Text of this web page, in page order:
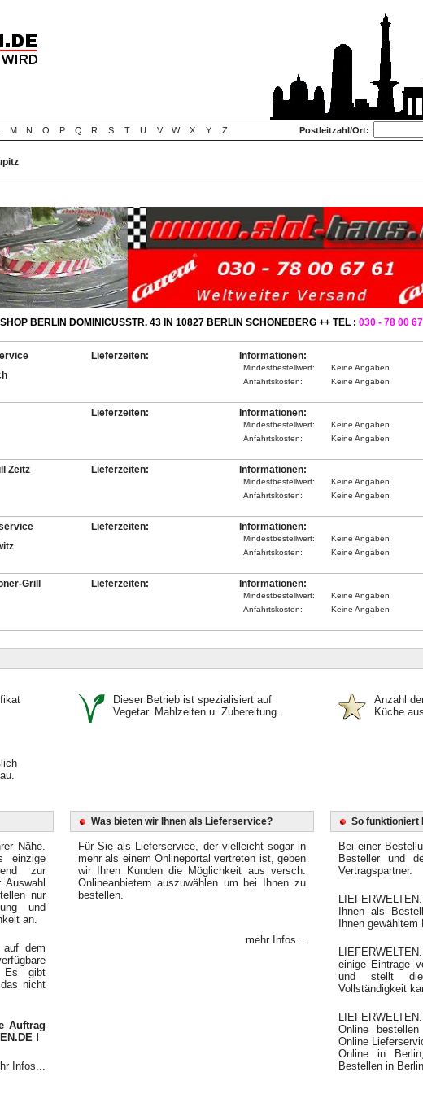
M N O P Q R S T U V W X Y Z Postleitzahl/Ort:
BERLIN DOMINICUSSTR. 43 IN 10827 BERLIN SCHÖNEBERG ++ TEL : 030 - 78 00
Lieferzeiten: Informationen:
Mindestbestellwert:
Keine Angaben
Anfahrtskosten:
Keine Angaben
Lieferzeiten: Informationen:
Mindestbestellwert:
Keine Angaben
Anfahrtskosten:
Keine Angaben
Zeitz
Lieferzeiten: Informationen:
Mindestbestellwert:
Keine Angaben
Anfahrtskosten:
Keine Angaben
Lieferzeiten: Informationen:
Mindestbestellwert:
Keine Angaben
Anfahrtskosten:
Keine Angaben
Grill
Lieferzeiten: Informationen:
Mindestbestellwert:
Keine Angaben
Anfahrtskosten:
Keine Angaben
Dieser Betrieb ist spezialisiert auf
Vegetar. Mahlzeiten u. Zubereitung.
Anzahl
Küche
Nähe.
einzige
zur
nur
und
an.
auf dem
Es gibt
nicht
Auftrag
!
Infos...
Was bieten wir Ihnen als Lieferservice?
Für Sie als Lieferservice, der vielleicht sogar in
mehr als einem Onlineportal vertreten ist, geben
wir Ihren Kunden die Möglichkeit aus versch.
Onlineanbietern auszuwählen um bei Ihnen zu
bestellen.
mehr Infos...
So funktioniert
Bei einer
Besteller und
Vertragspartner.
Ihnen als
Ihnen
einige Einträge
und stellt
Vollständigkeit
Online
Online
Online in
Bestellen in